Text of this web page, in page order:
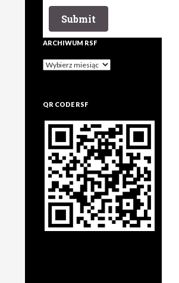
ARCHIWUM RSF
Archiwum
QR CODE RSF